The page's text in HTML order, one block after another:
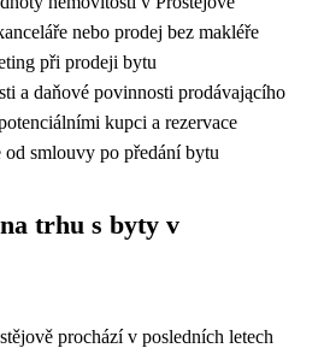
nebo prodej bez makléře
při prodeji bytu
a daňové povinnosti prodávającího
kupci a rezervace
od smlouvy po předání bytu
trhu s byty v
prochází v posledních letech